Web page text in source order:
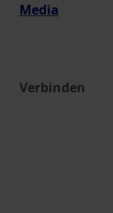
Media
Verbinden